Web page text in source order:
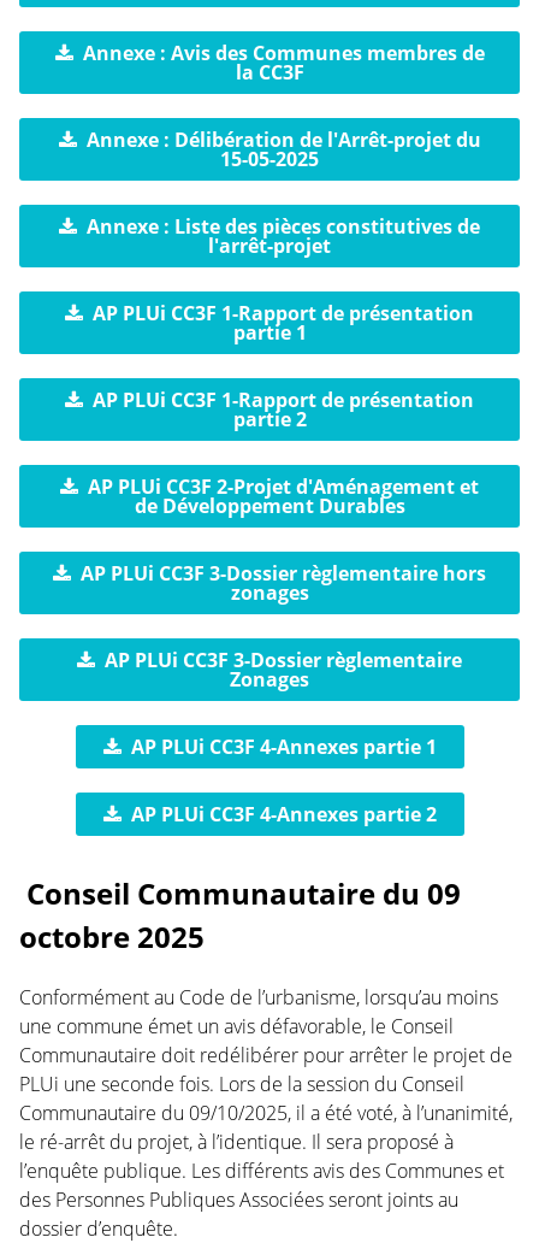
Annexe : Avis des Communes membres de
la CC3F
Annexe : Délibération de l'Arrêt-projet du
15-05-2025
Annexe : Liste des pièces constitutives de
l'arrêt-projet
AP PLUi CC3F 1-Rapport de présentation
partie 1
AP PLUi CC3F 1-Rapport de présentation
partie 2
AP PLUi CC3F 2-Projet d'Aménagement et
de Développement Durables
AP PLUi CC3F 3-Dossier règlementaire hors
zonages
AP PLUi CC3F 3-Dossier règlementaire
Zonages
AP PLUi CC3F 4-Annexes partie 1
AP PLUi CC3F 4-Annexes partie 2
Conseil Communautaire du 09
octobre 2025
Conformément au Code de l’urbanisme, lorsqu’au moins
une commune émet un avis défavorable, le Conseil
Communautaire doit redélibérer pour arrêter le projet de
PLUi une seconde fois. Lors de la session du Conseil
Communautaire du 09/10/2025, il a été voté, à l’unanimité,
le ré-arrêt du projet, à l’identique. Il sera proposé à
l’enquête publique. Les différents avis des Communes et
des Personnes Publiques Associées seront joints au
dossier d’enquête.